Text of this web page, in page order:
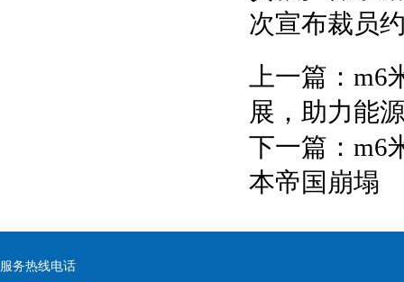
次宣布裁员
上一篇： m6
展，助力能
下一篇： m6
本帝国崩塌
服务热线电话